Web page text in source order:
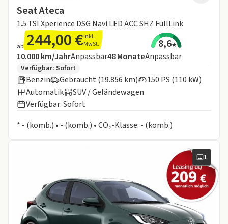
Seat Ateca
1.5 TSI Xperience DSG Navi LED ACC SHZ FullLink
ab 244,00 €inkl.
MwSt.
8,6
Angebotsdetails:
Inklusive Laufleistung
10.000 km/JahrAnpassbarLaufzeit
48MonateAnpassbar
Zusätzliche Fahrzeuginformationen:
Verfügbar: Sofort
Benzin Gebraucht (19.856 km)
150 PS (110 kW)
Automatik
SUV / Geländewagen
Verfügbar: Sofort
* - (komb.) • - (komb.) • CO₂-Klasse: - (komb.)
1